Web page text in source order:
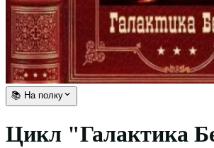
📚 На полку
Цикл "Галактика